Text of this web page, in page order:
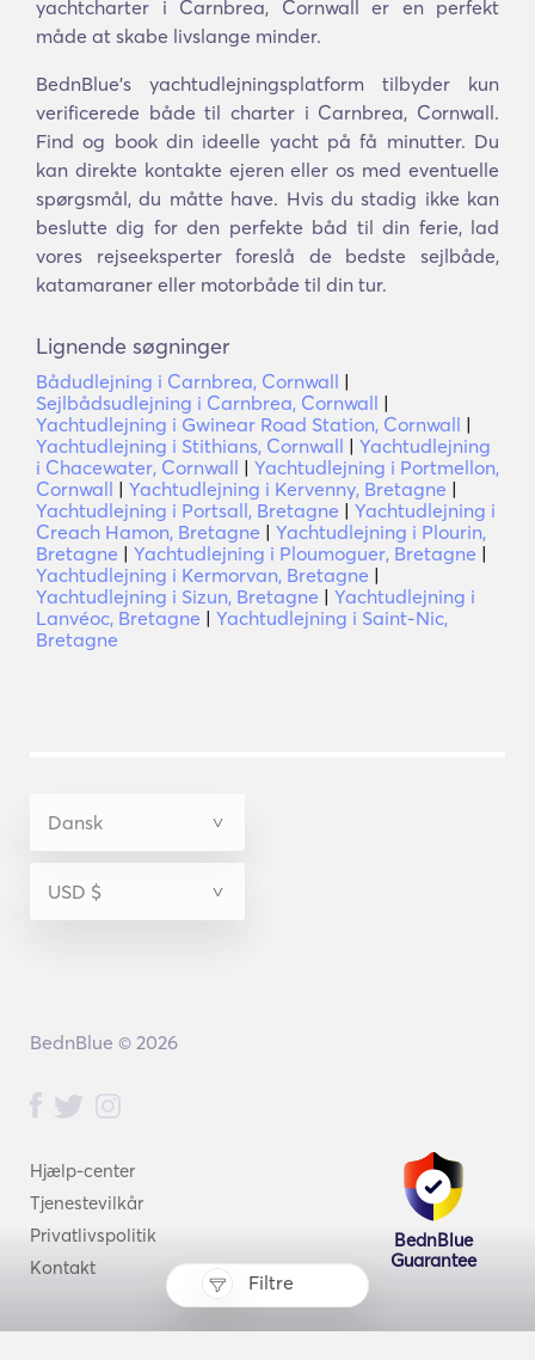
Filtre
yachtcharter i Carnbrea, Cornwall er en perfekt
måde at skabe livslange minder.
BednBlue's yachtudlejningsplatform tilbyder kun
verificerede både til charter i Carnbrea, Cornwall.
Find og book din ideelle yacht på få minutter. Du
kan direkte kontakte ejeren eller os med eventuelle
spørgsmål, du måtte have. Hvis du stadig ikke kan
beslutte dig for den perfekte båd til din ferie, lad
vores rejseeksperter foreslå de bedste sejlbåde,
katamaraner eller motorbåde til din tur.
Lignende søgninger
Bådudlejning i Carnbrea, Cornwall |
Sejlbådsudlejning i Carnbrea, Cornwall |
Yachtudlejning i Gwinear Road Station, Cornwall |
Yachtudlejning i Stithians, Cornwall | Yachtudlejning
i Chacewater, Cornwall | Yachtudlejning i Portmellon,
Cornwall | Yachtudlejning i Kervenny, Bretagne |
Yachtudlejning i Portsall, Bretagne | Yachtudlejning i
Creach Hamon, Bretagne | Yachtudlejning i Plourin,
Bretagne | Yachtudlejning i Ploumoguer, Bretagne |
Yachtudlejning i Kermorvan, Bretagne |
Yachtudlejning i Sizun, Bretagne | Yachtudlejning i
Lanvéoc, Bretagne | Yachtudlejning i Saint-Nic,
Bretagne
Hjælp-center
Tjenestevilkår
Privatlivspolitik
Kontakt
BednBlue
Guarantee
BednBlue © 2026